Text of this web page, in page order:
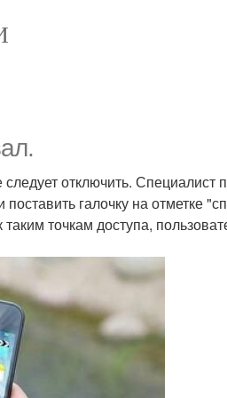
отключить. Специалист
галочку на отметке
точкам доступа,